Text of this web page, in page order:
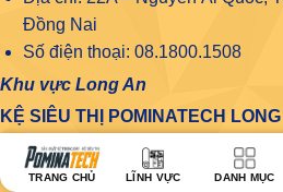
Đồng Nai
Số điện thoại: 08.1800.1508
Khu vực Long An
KỆ SIÊU THỊ POMINATECH LONG
Địa chỉ kho: 33 Võ Thị Kế,
Long An
TRANG CHỦ LĨNH VỰC DANH MỤC